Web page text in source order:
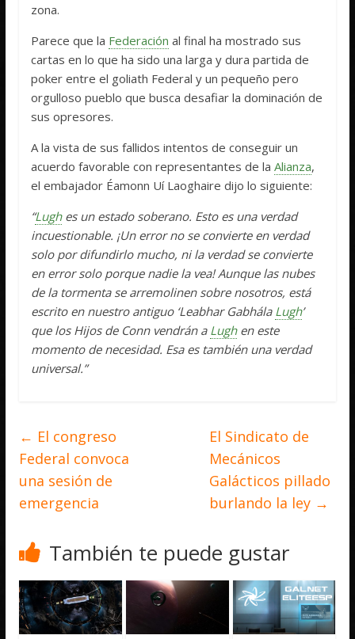
zona.
Parece que la Federación al final ha mostrado sus
cartas en lo que ha sido una larga y dura partida de
poker entre el goliath Federal y un pequeño pero
orgulloso pueblo que busca desafiar la dominación de
sus opresores.
A la vista de sus fallidos intentos de conseguir un
acuerdo favorable con representantes de laAlianza,
el embajador Éamonn Uí Laoghaire dijo lo siguiente:
“Lughes un estado soberano. Esto es una verdad
incuestionable. ¡Un error no se convierte en verdad
solo por difundirlo mucho, ni la verdad se convierte
en error solo porque nadie la vea! Aunque las nubes
de la tormenta se arremolinen sobre nosotros, está
escrito en nuestro antiguo ‘Leabhar Gabhála Lugh’
que los Hijos de Conn vendrán a Lughen este
momento de necesidad. Esa es también una verdad
universal.”
← El congreso
Federal convoca
una sesión de
emergencia
El Sindicato de
Mecánicos
Galácticos pillado
burlando la ley →
También te puede gustar